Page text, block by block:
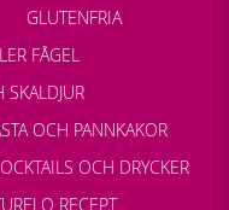
GLUTENFRIA
FÅGEL
OCH PANNKAKOR
OCH DRYCKER
RECEPT